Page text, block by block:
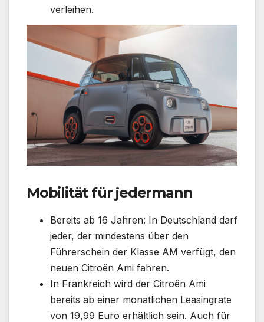
verleihen.
Mobilität für jedermann
Bereits ab 16 Jahren: In Deutschland darf
jeder, der mindestens über den
Führerschein der Klasse AM verfügt, den
neuen Citroën Ami fahren.
In Frankreich wird der Citroën Ami
bereits ab einer monatlichen Leasingrate
von 19,99 Euro erhältlich sein. Auch für